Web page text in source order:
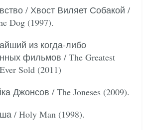
/ Хвост Виляет Собакой /
Dog (1997).
из когда-либо
фильмов / The Greatest
Sold (2011)
Джонсов / The Joneses (2009).
/ Holy Man (1998).